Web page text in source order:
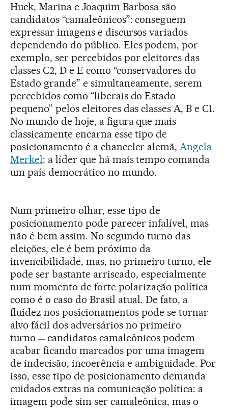
Huck, Marina e Joaquim Barbosa são
candidatos “camaleônicos”: conseguem
expressar imagens e discursos variados
dependendo do público. Eles podem, por
exemplo, ser percebidos por eleitores das
classes C2, D e E como “conservadores do
Estado grande” e simultaneamente, serem
percebidos como “liberais do Estado
pequeno” pelos eleitores das classes A, B e C1.
No mundo de hoje, a figura que mais
classicamente encarna esse tipo de
posicionamento é a chanceler alemã,Angela
Merkel: a líder que há mais tempo comanda
um país democrático no mundo.
Num primeiro olhar, esse tipo de
posicionamento pode parecer infalível, mas
não é bem assim. No segundo turno das
eleições, ele é bem próximo da
invencibilidade, mas, no primeiro turno, ele
pode ser bastante arriscado, especialmente
num momento de forte polarização política
como é o caso do Brasil atual. De fato, a
fluidez nos posicionamentos pode se tornar
alvo fácil dos adversários no primeiro
turno — candidatos camaleônicos podem
acabar ficando marcados por uma imagem
de indecisão, incoerência e ambiguidade. Por
isso, esse tipo de posicionamento demanda
cuidados extras na comunicação política: a
imagem pode sim ser camaleônica, mas o